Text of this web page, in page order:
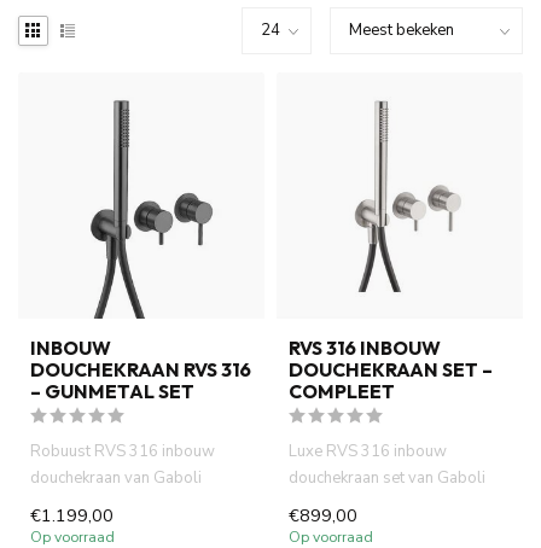
INBOUW
DOUCHEKRAAN RVS 316
– GUNMETAL SET
Robuust RVS 316 inbouw
douchekraan van Gaboli
Fratelli in gunmetal afwerking.
Co...
€1.199,00
Op voorraad
RVS 316 INBOUW
DOUCHEKRAAN SET –
COMPLEET
Luxe RVS 316 inbouw
douchekraan set van Gaboli
Fratelli. Compleet met
douchekop....
€899,00
Op voorraad